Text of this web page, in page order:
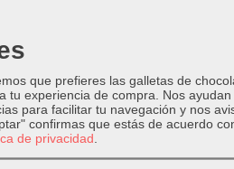
COSTES DE ENVÍO
dios de la Trimûrti, tríada hindú
Al principio gozó de la misma
que prefieres las galletas de
tu experiencia de compra. Nos
para facilitar tu navegación y nos
confirmas que estás de acuerdo
de privacidad